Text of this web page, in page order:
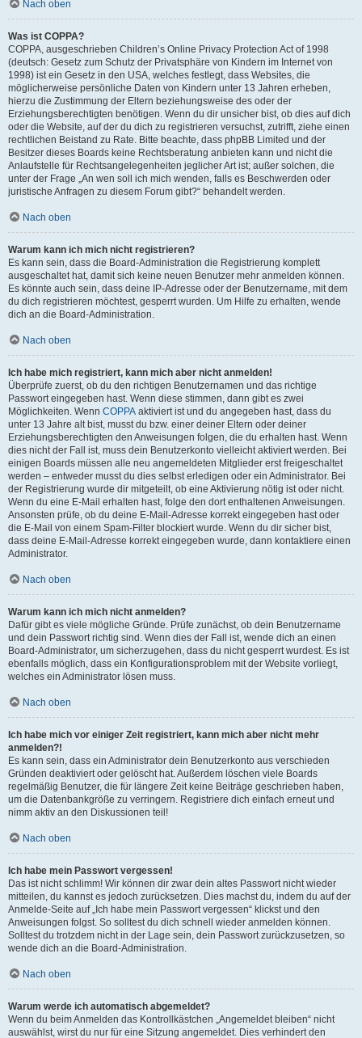
Nach oben
Was ist COPPA?
COPPA, ausgeschrieben Children’s Online Privacy Protection Act of 1998
(deutsch: Gesetz zum Schutz der Privatsphäre von Kindern im Internet von
1998) ist ein Gesetz in den USA, welches festlegt, dass Websites, die
möglicherweise persönliche Daten von Kindern unter 13 Jahren erheben,
hierzu die Zustimmung der Eltern beziehungsweise des oder der
Erziehungsberechtigten benötigen. Wenn du dir unsicher bist, ob dies auf dich
oder die Website, auf der du dich zu registrieren versuchst, zutrifft, ziehe einen
rechtlichen Beistand zu Rate. Bitte beachte, dass phpBB Limited und der
Besitzer dieses Boards keine Rechtsberatung anbieten kann und nicht die
Anlaufstelle für Rechtsangelegenheiten jeglicher Art ist; außer solchen, die
unter der Frage „An wen soll ich mich wenden, falls es Beschwerden oder
juristische Anfragen zu diesem Forum gibt?“ behandelt werden.
Nach oben
Warum kann ich mich nicht registrieren?
Es kann sein, dass die Board-Administration die Registrierung komplett
ausgeschaltet hat, damit sich keine neuen Benutzer mehr anmelden können.
Es könnte auch sein, dass deine IP-Adresse oder der Benutzername, mit dem
du dich registrieren möchtest, gesperrt wurden. Um Hilfe zu erhalten, wende
dich an die Board-Administration.
Nach oben
Ich habe mich registriert, kann mich aber nicht anmelden!
Überprüfe zuerst, ob du den richtigen Benutzernamen und das richtige
Passwort eingegeben hast. Wenn diese stimmen, dann gibt es zwei
Möglichkeiten. Wenn COPPA aktiviert ist und du angegeben hast, dass du
unter 13 Jahre alt bist, musst du bzw. einer deiner Eltern oder deiner
Erziehungsberechtigten den Anweisungen folgen, die du erhalten hast. Wenn
dies nicht der Fall ist, muss dein Benutzerkonto vielleicht aktiviert werden. Bei
einigen Boards müssen alle neu angemeldeten Mitglieder erst freigeschaltet
werden – entweder musst du dies selbst erledigen oder ein Administrator. Bei
der Registrierung wurde dir mitgeteilt, ob eine Aktivierung nötig ist oder nicht.
Wenn du eine E-Mail erhalten hast, folge den dort enthaltenen Anweisungen.
Ansonsten prüfe, ob du deine E-Mail-Adresse korrekt eingegeben hast oder
die E-Mail von einem Spam-Filter blockiert wurde. Wenn du dir sicher bist,
dass deine E-Mail-Adresse korrekt eingegeben wurde, dann kontaktiere einen
Administrator.
Nach oben
Warum kann ich mich nicht anmelden?
Dafür gibt es viele mögliche Gründe. Prüfe zunächst, ob dein Benutzername
und dein Passwort richtig sind. Wenn dies der Fall ist, wende dich an einen
Board-Administrator, um sicherzugehen, dass du nicht gesperrt wurdest. Es ist
ebenfalls möglich, dass ein Konfigurationsproblem mit der Website vorliegt,
welches ein Administrator lösen muss.
Nach oben
Ich habe mich vor einiger Zeit registriert, kann mich aber nicht mehr
anmelden?!
Es kann sein, dass ein Administrator dein Benutzerkonto aus verschieden
Gründen deaktiviert oder gelöscht hat. Außerdem löschen viele Boards
regelmäßig Benutzer, die für längere Zeit keine Beiträge geschrieben haben,
um die Datenbankgröße zu verringern. Registriere dich einfach erneut und
nimm aktiv an den Diskussionen teil!
Nach oben
Ich habe mein Passwort vergessen!
Das ist nicht schlimm! Wir können dir zwar dein altes Passwort nicht wieder
mitteilen, du kannst es jedoch zurücksetzen. Dies machst du, indem du auf der
Anmelde-Seite auf „Ich habe mein Passwort vergessen“ klickst und den
Anweisungen folgst. So solltest du dich schnell wieder anmelden können.
Solltest du trotzdem nicht in der Lage sein, dein Passwort zurückzusetzen, so
wende dich an die Board-Administration.
Nach oben
Warum werde ich automatisch abgemeldet?
Wenn du beim Anmelden das Kontrollkästchen „Angemeldet bleiben“ nicht
auswählst, wirst du nur für eine Sitzung angemeldet. Dies verhindert den